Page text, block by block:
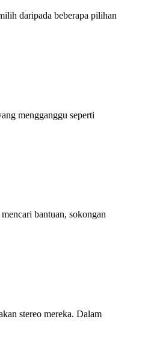
daripada beberapa pilihan
mengganggu seperti
bantuan, sokongan
stereo mereka. Dalam